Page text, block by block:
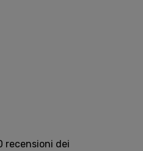
recensioni dei